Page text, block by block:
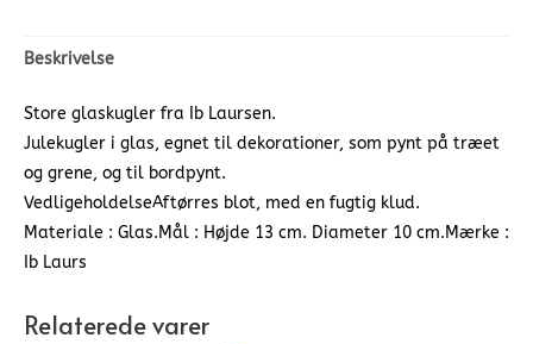
Beskrivelse
Store glaskugler fra Ib Laursen.
Julekugler i glas, egnet til dekorationer, som pynt på træet
og grene, og til bordpynt.
VedligeholdelseAftørres blot, med en fugtig klud.
Materiale : Glas.Mål : Højde 13 cm. Diameter 10 cm.Mærke :
Ib Laurs
Relaterede varer